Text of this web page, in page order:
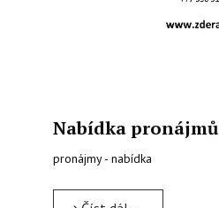
Nabídka pronájmů
pronájmy - nabídka